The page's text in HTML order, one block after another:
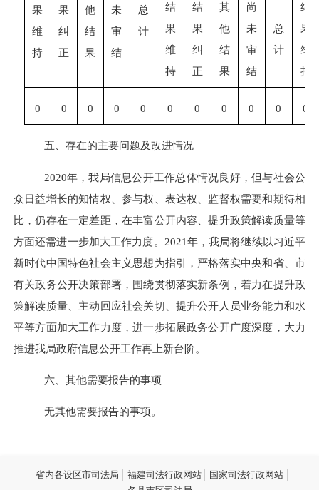
果
维
持
果
纠
正
他
结
果
未
审
结
总
计
结
果
维
持
结
果
纠
正
其
他
结
果
尚
未
审
结
总
计
结
果
维
持
0 0 0 0 0 0 0 0 0 0 0
五、存在的主要问题及改进情况
2020年，我局信息公开工作总体情况良好，但与社会公
众日益增长的知情权、参与权、表达权、监督权需要和期待相
比，仍存在一定差距，在丰富公开内容、提升政策解读质量等
方面还需进一步加大工作力度。2021年，我局将继续以习近平
新时代中国特色社会主义思想为指引，严格落实中央和省、市
有关政务公开决策部署，围绕贯彻落实新条例，着力在提升政
策解读质量、主动回应社会关切、提升公开人员业务能力和水
平等方面加大工作力度，进一步拓展政务公开广度深度，大力
推进我局政府信息公开工作再上新台阶。
六、 其他需要报告的事项
无其他需要报告的事项。
省内各设区市司法局 福建司法行政网站
国家司法行政网站